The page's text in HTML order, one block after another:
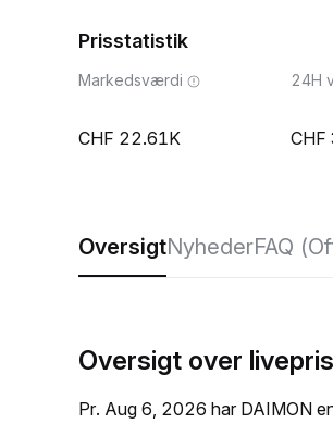
Prisstatistik
Markedsværdi
22.61K
24H
OversigtNyhederFAQ
Oversigt over
Pr. Aug 6, 2026 har DAIMON